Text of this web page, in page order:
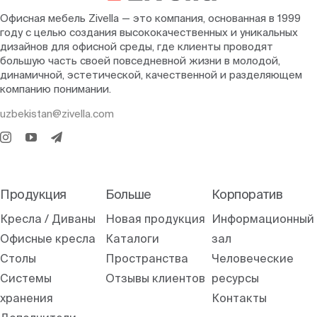
Офисная мебель Zivella — это компания, основанная в 1999
году с целью создания высококачественных и уникальных
дизайнов для офисной среды, где клиенты проводят
большую часть своей повседневной жизни в молодой,
динамичной, эстетической, качественной и разделяющем
компанию понимании.
uzbekistan@zivella.com
Продукция
Кресла / Диваны
Офисные кресла
Столы
Системы
хранения
Больше
Новая продукция
Каталоги
Пространства
Отзывы клиентов
Корпоратив
Информационный
зал
Человеческие
ресурсы
Контакты